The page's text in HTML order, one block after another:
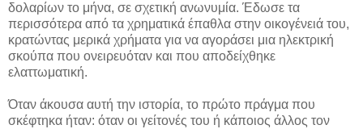
δολαρίων το μήνα, σε σχετική ανωνυμία. Έδωσε τα
περισσότερα από τα χρηματικά έπαθλα στην οικογένειά του,
κρατώντας μερικά χρήματα για να αγοράσει μια ηλεκτρική
σκούπα που ονειρευόταν και που αποδείχθηκε
ελαττωματική.
Όταν άκουσα αυτή την ιστορία, το πρώτο πράγμα που
σκέφτηκα ήταν: όταν οι γείτονές του ή κάποιος άλλος τον